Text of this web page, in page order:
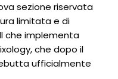
sezione riservata
limitata e di
che implementa
che dopo il
ufficialmente